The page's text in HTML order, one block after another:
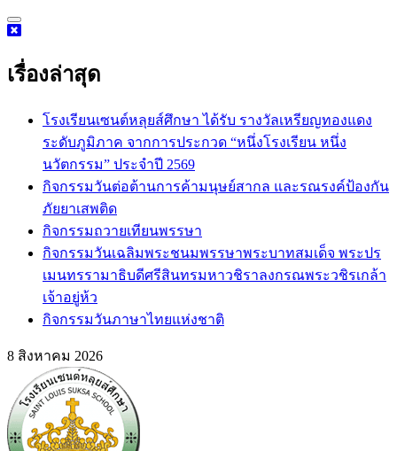
Skip
to
เรื่องล่าสุด
โรงเรียนเซนต์หลุยส์ศึกษา ได้รับ รางวัลเหรียญทองแดง
ระดับภูมิภาค จากการประกวด “หนึ่งโรงเรียน หนึ่ง
นวัตกรรม” ประจำปี 2569
กิจกรรม​วันต่อต้านการค้ามนุษย์สากล และรณรงค์ป้องกัน
ภัยยาเสพติด
กิจกรรมถวายเทียนพรรษา
กิจกรรมวันเฉลิมพระชนมพรรษาพระบาทสมเด็จ พระปร
เมนทรรามาธิบดีศรีสินทรมหาวชิราลงกรณพระวชิรเกล้า
เจ้าอยู่ห้ว
กิจกรรมวันภาษาไทยแห่งชาติ
8 สิงหาคม 2026